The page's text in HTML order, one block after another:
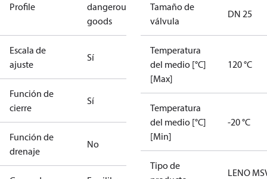
Profile
dangerous
goods
Escala de
ajuste
Sí
Función de
cierre
Sí
Función de
drenaje
No
Tamaño de
válvula
DN 25
Temperatura
del medio [°C]
[Max]
120 °C
Temperatura
del medio [°C]
[Min]
-20 °C
Tipo de
LENO